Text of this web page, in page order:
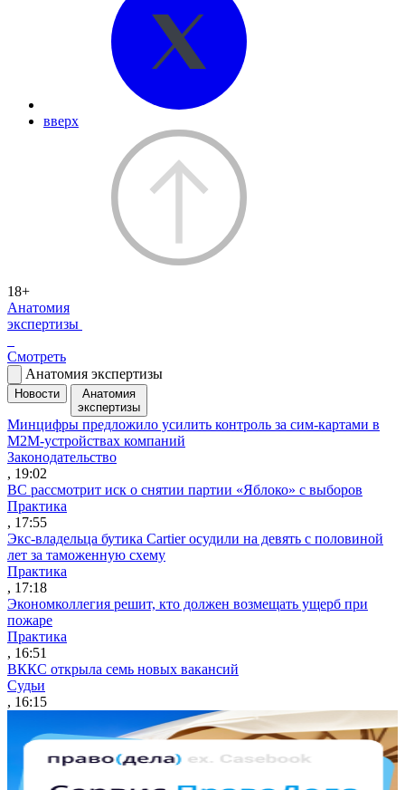
вверх
18+
Анатомия
экспертизы
Смотреть
Анатомия экспертизы
Новости
Анатомия
экспертизы
Минцифры предложило усилить контроль за сим-картами в
M2M-устройствах компаний
Законодательство
, 19:02
ВС рассмотрит иск о снятии партии «Яблоко» с выборов
Практика
, 17:55
Экс-владельца бутика Cartier осудили на девять с половиной
лет за таможенную схему
Практика
, 17:18
Экономколлегия решит, кто должен возмещать ущерб при
пожаре
Практика
, 16:51
ВККС открыла семь новых вакансий
Судьи
, 16:15